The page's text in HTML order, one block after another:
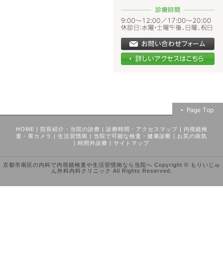
HOME | 院長紹介・当院の診療 | 診療時間・アクセスマップ | 内視鏡検
査・胃カメラ
| 生活習慣病 | 当院で可能な検査・健康診断 | お尻の病気
| 時間外診療 | サイトマップ
京都市南区の内科で内視鏡検査や生活習慣病なら当院へ Copyright © もりいじゅ
ん外科内科クリニック All Rights Reserved.